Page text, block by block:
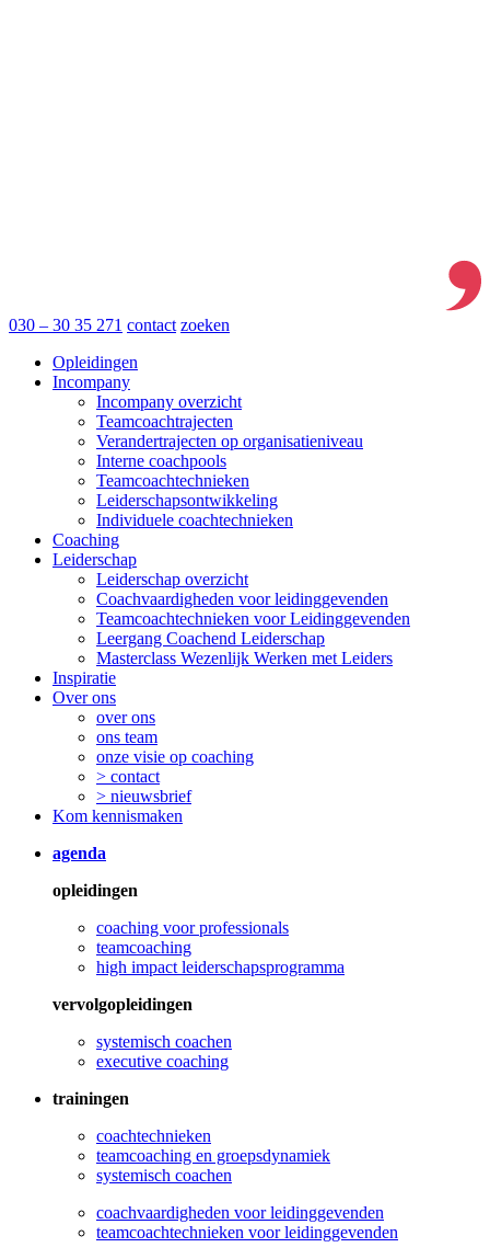
030 – 30 35 271 contact zoeken
Opleidingen
Incompany
Incompany overzicht
Teamcoachtrajecten
Verandertrajecten op organisatieniveau
Interne coachpools
Teamcoachtechnieken
Leiderschapsontwikkeling
Individuele coachtechnieken
Coaching
Leiderschap
Leiderschap overzicht
Coachvaardigheden voor leidinggevenden
Teamcoachtechnieken voor Leidinggevenden
Leergang Coachend Leiderschap
Masterclass Wezenlijk Werken met Leiders
Inspiratie
Over ons
over ons
ons team
onze visie op coaching
> contact
> nieuwsbrief
Kom kennismaken
agenda
opleidingen
coaching voor professionals
teamcoaching
high impact leiderschapsprogramma
vervolgopleidingen
systemisch coachen
executive coaching
trainingen
coachtechnieken
teamcoaching en groepsdynamiek
systemisch coachen
coachvaardigheden voor leidinggevenden
teamcoachtechnieken voor leidinggevenden